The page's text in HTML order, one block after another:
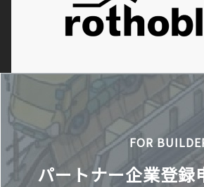
FOR
パートナー企業登録